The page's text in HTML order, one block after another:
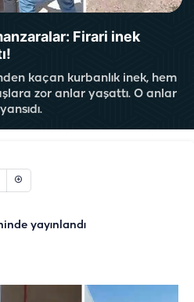
Firari inek
kaçan kurbanlık inek, hem
zor anlar yaşattı. O anlar
yayınlandı